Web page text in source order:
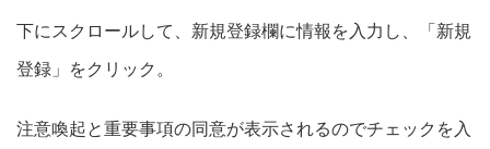
下にスクロールして、新規登録欄に情報を入力し、「新規
登録」をクリック。
注意喚起と重要事項の同意が表示されるのでチェックを入